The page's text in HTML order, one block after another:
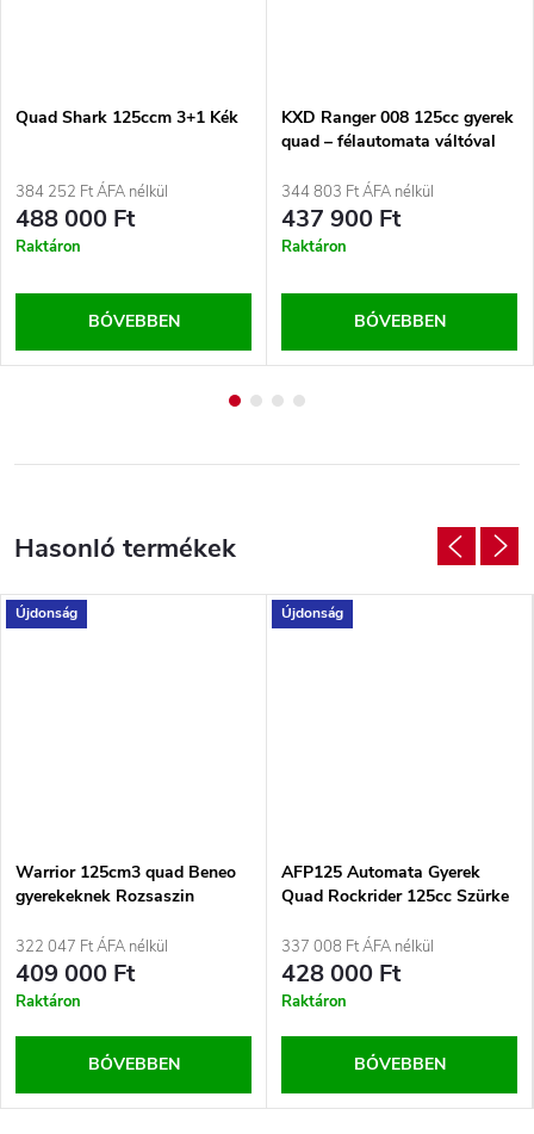
Quad Shark 125ccm 3+1 Kék
384 252 Ft ÁFA nélkül
488 000 Ft
Raktáron
BŐVEBBEN
KXD Ranger 008 125cc gyerek
quad – félautomata váltóval
344 803 Ft ÁFA nélkül
437 900 Ft
Raktáron
BŐVEBBEN
Újdonság
Warrior 125cm3 quad Beneo
gyerekeknek Rozsaszin
322 047 Ft ÁFA nélkül
409 000 Ft
Raktáron
BŐVEBBEN
Újdonság
AFP125 Automata Gyerek
Quad Rockrider 125cc Szürke
337 008 Ft ÁFA nélkül
428 000 Ft
Raktáron
BŐVEBBEN